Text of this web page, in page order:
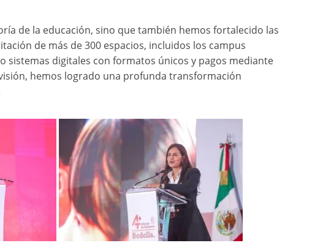
de la educación, sino que también hemos fortalecido las
de más de 300 espacios, incluidos los campus
sistemas digitales con formatos únicos y pagos mediante
hemos logrado una profunda transformación